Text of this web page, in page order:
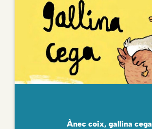
Ànec coix, gallina cega